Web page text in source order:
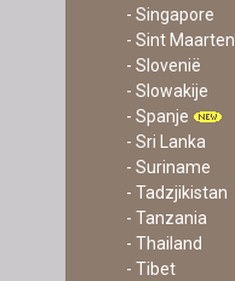
- Singapore
- Sint Maarten
- Slovenië
- Slowakije
- Spanje
- Sri Lanka
- Suriname
- Tadzjikistan
- Tanzania
- Thailand
- Tibet